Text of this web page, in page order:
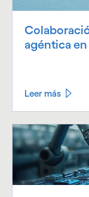
agéntica
Leer más